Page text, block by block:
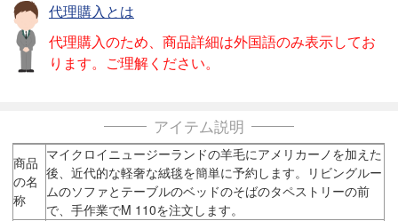
代理購入とは
代理購入のため、商品詳細は外国語のみ表示してお
ります。ご理解ください。
アイテム説明
商品
の名
称
マイクロイニュージーランドの羊毛にアメリカーノを加えた
後、近代的な軽奢な絨毯を簡単に予約します。リビングルー
ムのソファとテーブルのベッドのそばのタペストリーの前
で、手作業でM 110を注文します。